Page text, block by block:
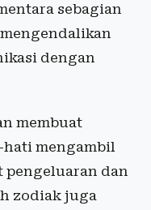
sebagian
dengan
membuat
mengambil
pengeluaran dan
zodiak juga